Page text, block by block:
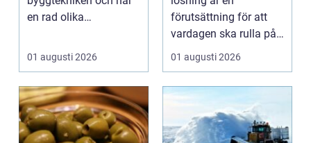
en rad olika
..
01 augusti 2026
förutsättning för att
vardagen ska rulla på.
När värmen strular,
01 augusti 2026